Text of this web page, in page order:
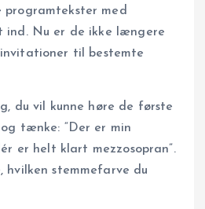
med
ind. Nu er de ikke længere
til bestemte
du vil kunne høre de første
tænke: “Der er min
er helt klart mezzosopran”.
hvilken stemmefarve du